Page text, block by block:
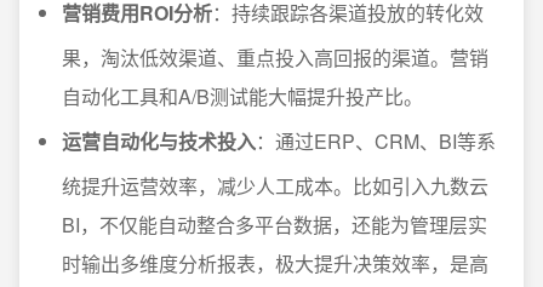
营销费用ROI分析：持续跟踪各渠道投放的转化效
果，淘汰低效渠道、重点投入高回报的渠道。营销
自动化工具和A/B测试能大幅提升投产比。
运营自动化与技术投入：通过ERP、CRM、BI等系
统提升运营效率，减少人工成本。比如引入九数云
BI，不仅能自动整合多平台数据，还能为管理层实
时输出多维度分析报表，极大提升决策效率，是高